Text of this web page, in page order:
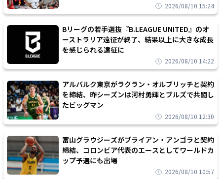
2026/08/10 15:24
Bリーグの若手選抜『B.LEAGUE UNITED』のオ
ーストラリア遠征が終了、結果以上に大きな成長
を感じられる遠征に
2026/08/10 14:22
アルバルク東京がラクラン・オルブリッチと契約
を締結、昨シーズンは河村勇輝とブルズで共闘し
たビッグマン
2026/08/10 12:30
富山グラウジーズがブライアン・アンゴラと契約
締結、コロンビア代表のエースとしてワールドカ
ップ予選にも出場
2026/08/10 10:57